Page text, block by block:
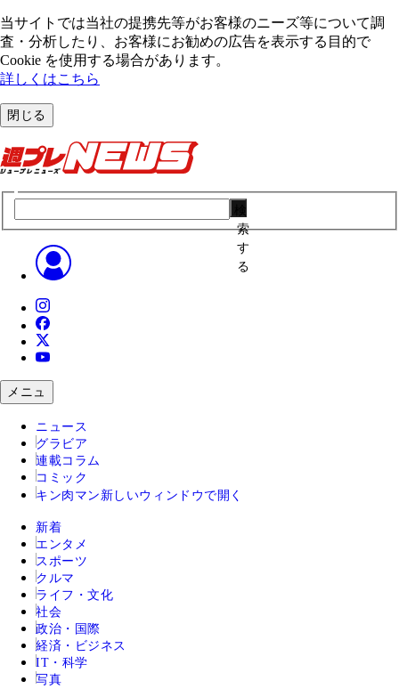
当サイトでは当社の提携先等がお客様のニーズ等について調
査・分析したり、お客様にお勧めの広告を表⽰する⽬的で
Cookie を使⽤する場合があります。
詳しくはこちら
閉じる
索
す
る
メニュ
ニュース
グラビア
連載コラム
コミック
キン肉マン 新しいウィンドウで開く
新着
エンタメ
スポーツ
クルマ
ライフ・文化
社会
政治・国際
経済・ビジネス
IT・科学
写真